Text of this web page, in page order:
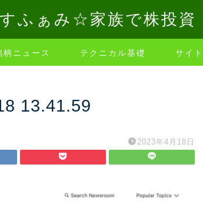
ふぁみ☆家族で株投資
柄ニュース テクニカル基礎 サイ
13.41.59
2023年4月18日